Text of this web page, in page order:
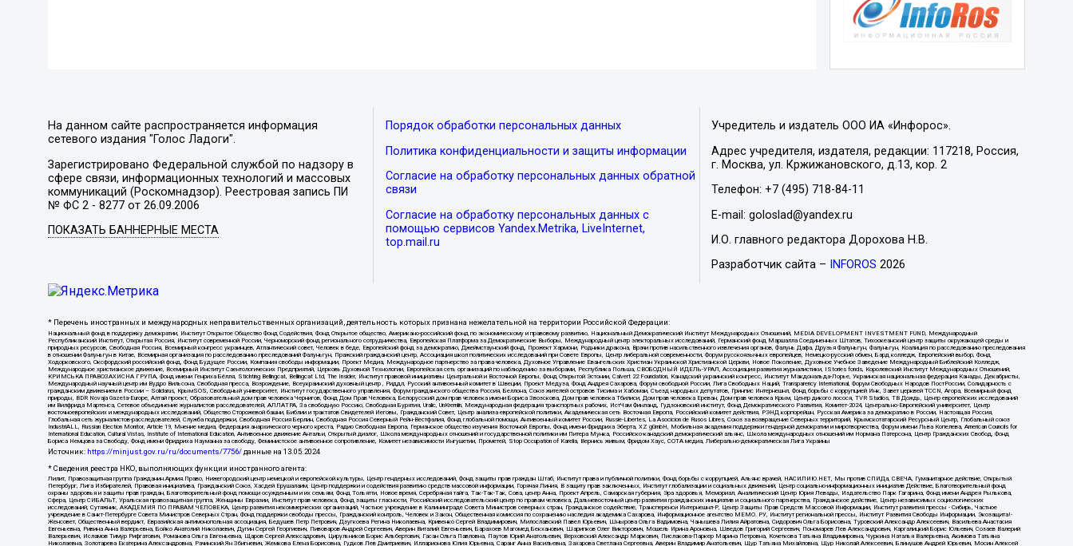
На данном сайте распространяется информация
сетевого издания "Голос Ладоги".
Зарегистрировано Федеральной службой по надзору в
сфере связи, информационных технологий и массовых
коммуникаций (Роскомнадзор). Реестровая запись ПИ
№ ФС 2 - 8277 от 26.09.2006
ПОКАЗАТЬ БАННЕРНЫЕ МЕСТА
Порядок обработки персональных данных
Политика конфиденциальности и защиты информации
Согласие на обработку персональных данных обратной
связи
Согласие на обработку персональных данных с
помощью сервисов Yandex.Metrika, LiveInternet,
top.mail.ru
Учредитель и издатель ООО ИА «Инфорос».
Адрес учредителя, издателя, редакции: 117218, Россия,
г. Москва, ул. Кржижановского, д.13, кор. 2
Телефон: +7 (495) 718-84-11
E-mail: goloslad@yandex.ru
И.О. главного редактора Дорохова Н.В.
Разработчик сайта –
INFOROS 2026
* Перечень иностранных и международных неправительственных организаций, деятельность которых признана нежелательной на территории Российской Федерации:
Национальный фонд в поддержку демократии, Институт Открытое Общество Фонд Содействия, Фонд Открытое общество, Американо-российский фонд по экономическому и правовому развитию, Национальный Демократический Институт Международных Отношений, MEDIA DEVELOPMENT INVESTMENT FUND, Международный
Республиканский Институт, Открытая Россия, Институт современной России, Черноморский фонд регионального сотрудничества, Европейская Платформа за Демократические Выборы, Международный центр электоральных исследований, Германский фонд Маршалла Соединенных Штатов, Тихоокеанский центр защиты окружающей среды и
природных ресурсов, Свободная Россия, Всемирный конгресс украинцев, Атлантический совет, Человек в беде, Европейский фонд за демократию, Джеймстаунский фонд, Прожект Хармони, Родники дракона, Врачи против насильственного извлечения органов, Фалунь Дафа, Друзья Фалуньгун, Фалуньгун, Коалиция по расследованию преследования
в отношении Фалуньгун в Китае, Всемирная организация по расследованию преследований Фалуньгун, Пражский гражданский центр, Ассоциация школ политических исследований при Совете Европы, Центр либеральной современности, Форум русскоязычных европейцев, Немецко-русский обмен, Бард колледж, Европейский выбор, Фонд
Ходорковского, Оксфордский российский фонд, Фонд Будущее России, Компания свободы информации, Проект Медиа, Международное партнерство за права человека, Духовное Управление Евангельских Христиан Украинской Христианской Церкви, Новое Поколение, Духовное Учебное Заведение Международный Библейский Колледж,
Международное христианское движение, Всемирный Институт Саентологических Предприятий, Церковь Духовной Технологии, Европейская сеть организаций по наблюдению за выборами, Республика Польша, СВОБОДНЫЙ ИДЕЛЬ-УРАЛ, Ассоциация развития журналистики, IStories fonds, Королевский Институт Международных Отношений,
КРИМСЬКА ПРАВОЗАХИСНА ГРУПА, Фонд имени Генриха Бёлля, Stichting Bellingcat, Bellingcat Ltd, The Insider, Институт правовой инициативы Центральной и Восточной Европы, Фонд Открытой Эстонии, Calvert 22 Foundation, Канадский украинский конгресс, Институт Макдональда-Лорье, Украинская национальная федерация Канады, Декабристы,
Международный научный центр им Вудро Вильсона, Свободная пресса, Возрождение, Всеукраинский духовный центр , Риддл, Русский антивоенный комитет в Швеции, Проект Медуза, Фонд Андрея Сахарова, Форум свободной России, Лига Свободных Наций, Transparеncy International, Форум Свободных Народов ПостРоссии, Солидарность с
гражданским движением в России – Solidarus, КрымSOS, Свободный университет, Институт государственного управления, Форум гражданского общества Россия, Беллона, Союз жителей островов Тисима и Хабомаи, Съезд народных депутатов, Гринпис Интернешнл, Фонд борьбы с коррупцией Инк, Завет церквей TCCN, Агора, Всемирный фонд
природы, BDR Novaja Gazeta-Europe, Алтай проект, Образовательный дом прав человека Чернигов, Фонд Дом Прав Человека, Белорусский дом прав человека имени Бориса Звозскова, Дом прав человека Тбилиси, Дом прав человека Ереван, Дом прав человека Крым, Центр дикого лосося, TVR Studios, ТВ Дождь, Центр европейских исследований
им Вилфрида Мартенса, Сетевое объединение журналистов расследователей, АЛЛАТРА, За свободную Россию, Свободная Бурятия, Uralic, UnKremlin, Международная федерация транспортных рабочих, ИстЧам Финланд, Гудзоновский институт, Фонд Демократического Развития, Комитет-2024, Центрально-Европейский университет, Центр
восточноевропейских и международных исследований, Общество Сторожевой башни, Библии и трактатов Свидетелей Иеговы, Гражданский Совет, Центр анализа европейской политики, Академическая сеть Восточная Европа, Российский комитет действия, РЭНД корпорейшн, Русская Америка за демократию в России, Настоящая Россия,
Глобальная сеть журналистов-расследователей, Служба поддержки, Свободная Россия Берлин, Свободная Россия Северный Рейн-Вестфалия, Фонд глобальной помощи, Антивоенный комитет России, Russie-Libertes, La Asocicion de Rusos Libres, Союз за возвращение Северных территорий, Крымскотатарский Ресурсный Центр, Глобальный союз
IndustriALL, Russian Election Monitor, Article 19, Мнение медиа, Федерация анархического черного креста, Радио Свободная Европа, Германское общество изучения Восточной Европы, Фонд имени Фридриха Эберта, XZ gGmbH, Мобильная академия поддержки гендерной демократии и миротворчества, Форум имени Льва Копелева, American Councils for
International Education, Cultural Vistas, Institute of International Education, Антивоенное движение Антальи, Открытый диалог, Школа международных отношений и государственной политики им Питера Мунка, Российско-канадский демократический альянс, Школа международных отношений им Нормана Патерсона, Центр Гражданских Свобод, Фонд
Бориса Немцова за Свободу, Фонд имени Фридриха Науманна за свободу, Феминистское антивоенное сопротивление, Комитет независимости Ингушетии, Прометей, Stop Occupation of Karelia, Вернись живым, Фридом Хаус, СОТА медиа, Либерально-демократическая Лига Украины
Источник: https://minjust.gov.ru/ru/documents/7756/данные на 13.05.2024
* Сведения реестра НКО, выполняющих функции иностранного агента:
Лилит, Правозащитная группа Гражданин.Армия.Право, Нижегородский центр немецкой и европейской культуры, Центр гендерных исследований, Фонд защиты прав граждан Штаб, Институт права и публичной политики, Фонд борьбы с коррупцией, Альянс врачей, НАСИЛИЮ.НЕТ, Мы против СПИДа, СВЕЧА, Гуманитарное действие, Открытый
Петербург, Лига Избирателей, Правовая инициатива, Гражданский Союз, Хасдей Ерушалаим, Центр поддержки и содействия развитию средств массовой информации, Горячая Линия, В защиту прав заключенных, Институт глобализации и социальных движений, Центр социально-информационных инициатив Действие, Благотворительный фонд
охраны здоровья и защиты прав граждан, Благотворительный фонд помощи осужденным и их семьям, Фонд Тольятти, Новое время, Серебряная тайга, Так-Так-Так, Сова, центр Анна, Проект Апрель, Самарская губерния, Эра здоровья, Мемориал, Аналитический Центр Юрия Левады, Издательство Парк Гагарина, Фонд имени Андрея Рылькова,
Сфера, Центр СИБАЛЬТ, Уральская правозащитная группа, Женщины Евразии, Институт прав человека, Фонд защиты гласности, Российский исследовательский центр по правам человека, Дальневосточный центр развития гражданских инициатив и социального партнерства, Гражданское действие, Центр независимых социологических
исследований, Сутяжник, АКАДЕМИЯ ПО ПРАВАМ ЧЕЛОВЕКА, Центр развития некоммерческих организаций, Частное учреждение в Калининграде Совета Министров северных стран, Гражданское содействие, Трансперенси Интернешнл-Р, Центр Защиты Прав Средств Массовой Информации, Институт развития прессы - Сибирь, Частное
учреждение в Санкт-Петербурге Совета Министров Северных Стран, Фонд поддержки свободы прессы, Гражданский контроль, Человек и Закон, Общественная комиссия по сохранению наследия академика Сахарова, Информационное агентство МЕМО. РУ, Институт региональной прессы, Институт Развития Свободы Информации, Экозащита!-
Женсовет, Общественный вердикт, Евразийская антимонопольная ассоциация, Бедушев Петр Петрович, Дзугкоева Регина Николаевна, Кривенко Сергей Владимирович, Милославский Павел Юрьевич, Шнырова Ольга Вадимовна, Чанышева Лилия Айратовна, Сидорович Ольга Борисовна, Туровский Александр Алексеевич, Васильева Анастасия
Евгеньевна, Ривина Анна Валерьевна, Бойко Анатолий Николаевич, Дугин Сергей Георгиевич, Пивоваров Андрей Сергеевич, Аверин Виталий Евгеньевич, Барахоев Магомед Бекханович, Шарипков Олег Викторович, Мошель Ирина Ароновна, Шведов Григорий Сергеевич, Пономарев Лев Александрович, Каргалицкий Борис Юльевич, Созаев Валерий
Валерьевич, Исламов Тимур Рифгатович, Романова Ольга Евгеньевна, Щаров Сергей Алексадрович, Цирульников Борис Альбертович, Гасан Ольга Павловна, Паутов Юрий Анатольевич, Верховский Александр Маркович, Пислакова-Паркер Марина Петровна, Кочеткова Татьяна Владимировна, Чуркина Наталья Валерьевна, Акимова Татьяна
Николаевна, Золотарева Екатерина Александровна, Рачинский Ян Збигневич, Жемкова Елена Борисовна, Гудков Лев Дмитриевич, Илларионова Юлия Юрьевна, Саранг Анна Васильевна, Захарова Светлана Сергеевна, Аверин Владимир Анатольевич, Щур Татьяна Михайловна, Щур Николай Алексеевич, Блинушов Андрей Юрьевич, Мосин Алексей